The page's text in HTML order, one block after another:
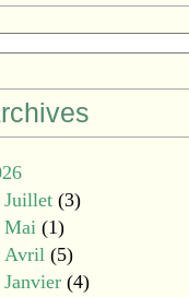
Juillet (3)
Mai (1)
Avril (5)
Janvier (4)